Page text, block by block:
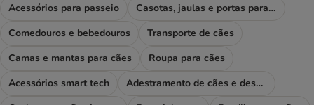
Acessórios para passeio
Casotas, jaulas e portas para cães
Comedouros e bebedouros
Transporte de cães
Camas e mantas para cães
Roupa para cães
Acessórios smart tech
Adestramento de cães e desporto